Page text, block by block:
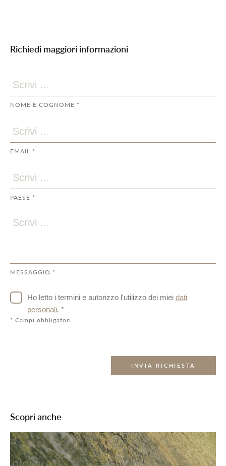
Richiedi maggiori informazioni
NOME E COGNOME *
EMAIL *
PAESE *
MESSAGGIO *
Ho letto i termini e autorizzo l'utilizzo dei miei dati
personali. *
* Campi obbligatori
INVIA RICHIESTA
Scopri anche